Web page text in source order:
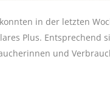
in der letzten
Plus.
und